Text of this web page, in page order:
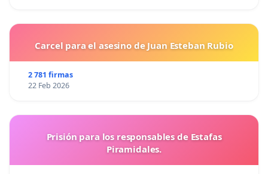
Carcel para el asesino de Juan Esteban Rubio
2 781 firmas
22 Feb 2026
Prisión para los responsables de Estafas
Piramidales.